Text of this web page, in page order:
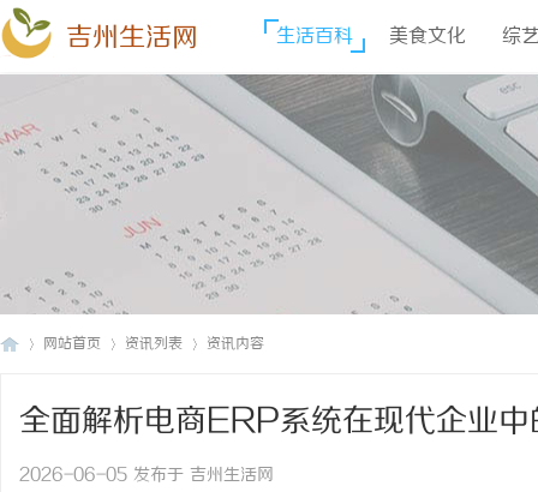
吉州生活网 生活百科 美食文化 综
网站首页 资讯列表 资讯内容
全面解析电商ERP系统在现代企业
2026-06-05 发布于 吉州生活网